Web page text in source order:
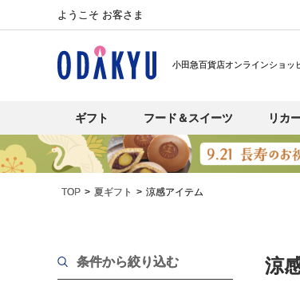
ようこそ お客さま
小田急百貨店オンラインショッ
ギフト フード＆スイーツ リカ
TOP 夏ギフト 涼感アイテム
条件から絞り込む 涼